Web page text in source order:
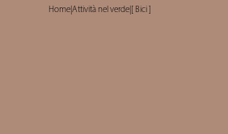
HomeAttività nel verde [ Bici ]